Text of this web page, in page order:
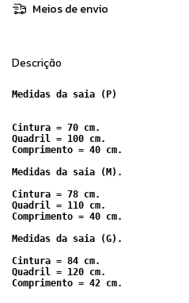
Meios de envio
Descrição
Medidas da saia (P)
Cintura = 70 cm.
Quadril = 100 cm.
Comprimento = 40 cm.
Medidas da saia (M).
Cintura = 78 cm.
Quadril = 110 cm.
Comprimento = 40 cm.
Medidas da saia (G).
Cintura = 84 cm.
Quadril = 120 cm.